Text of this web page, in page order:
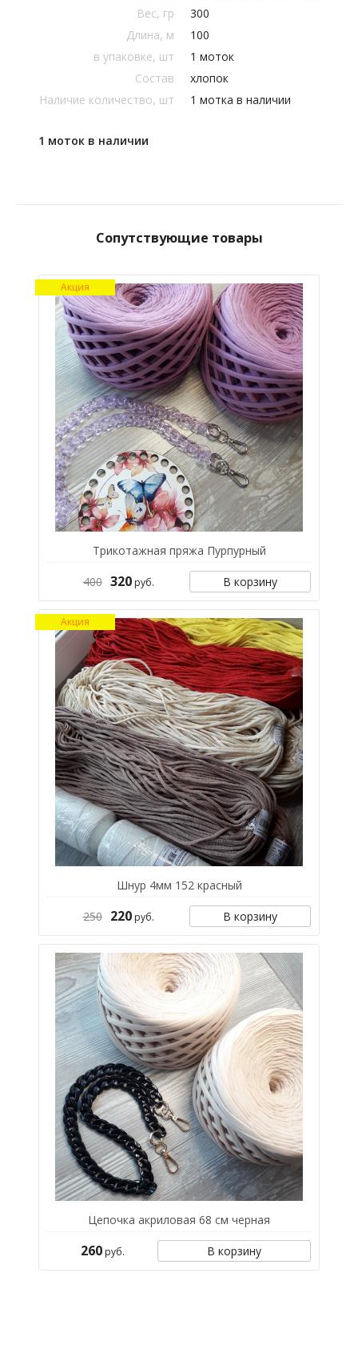
Вес, гр
300
Длина, м
100
в упаковке, шт
1 моток
Состав
хлопок
Наличие количество, шт
1 мотка в наличии
1 моток в наличии
Сопутствующие товары
Акция
Трикотажная пряжа Пурпурный
400 320руб. В корзину
Акция
Шнур 4мм 152 красный
250 220руб. В корзину
Цепочка акриловая 68 см черная
260руб. В корзину